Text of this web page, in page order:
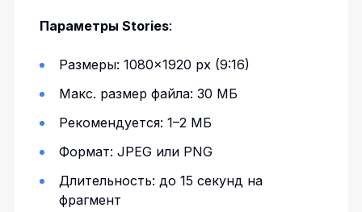
Параметры Stories:
Размеры: 1080×1920 px (9:16)
Макс. размер файла: 30 МБ
Рекомендуется: 1–2 МБ
Формат: JPEG или PNG
Длительность: до 15 секунд на
фрагмент